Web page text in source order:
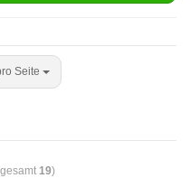
Seite
19)